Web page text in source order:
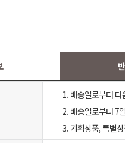
1. 배송일로부터
2. 배송일로부터 7
3. 기획상품, 특별